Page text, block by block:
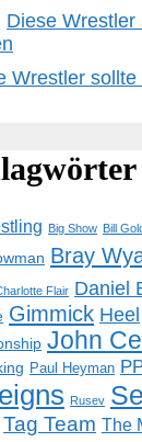
Diese
Wrestler
Big Show Bill
Bray
Flair Daniel
Gimmick Heel
John
Paul Heyman
Rusev
Tag Team The